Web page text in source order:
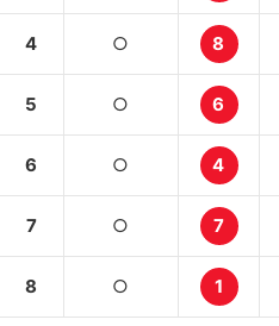
4 ○ 8
5 ○ 6
6 ○ 4
7 ○ 7
8 ○ 1